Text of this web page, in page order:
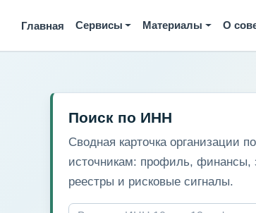
Главная Сервисы Материалы О
Поиск по ИНН
Сводная карточка организации
источникам: профиль, финансы,
реестры и рисковые сигналы.